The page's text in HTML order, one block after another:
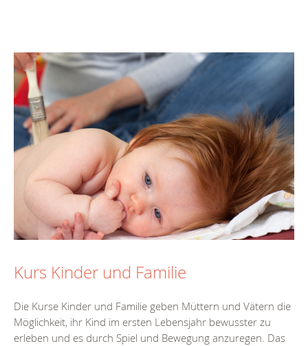
Kurs Kinder und Familie
Die Kurse Kinder und Familie geben Müttern und Vätern die
Möglichkeit, ihr Kind im ersten Lebensjahr bewusster zu
erleben und es durch Spiel und Bewegung anzuregen. Das